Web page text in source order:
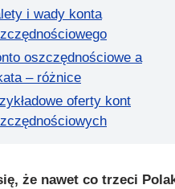
i wady konta
oszczędnościowe a
– różnice
oferty kont
że nawet co trzeci